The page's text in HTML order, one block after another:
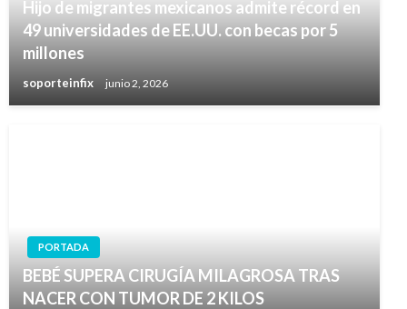
Hijo de migrantes mexicanos admite récord en
49 universidades de EE.UU. con becas por 5
millones
soporteinfix junio 2, 2026
PORTADA
BEBÉ SUPERA CIRUGÍA MILAGROSA TRAS
NACER CON TUMOR DE 2 KILOS